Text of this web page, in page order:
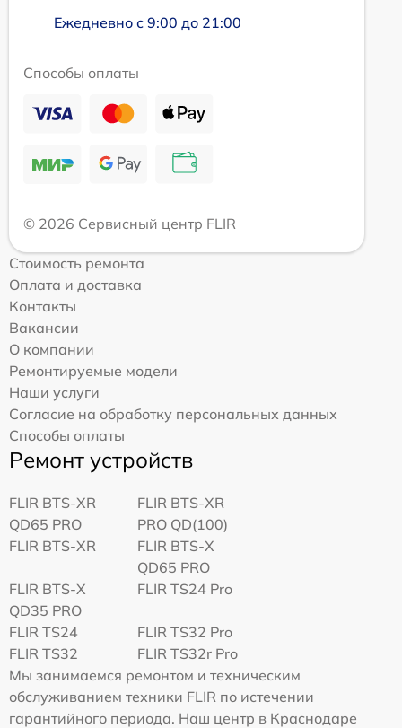
Ежедневно с 9:00 до 21:00
Способы оплаты
© 2026 Сервисный центр FLIR
Стоимость ремонта
Оплата и доставка
Контакты
Вакансии
О компании
Ремонтируемые модели
Наши услуги
Согласие на обработку персональных данных
Способы оплаты
Ремонт устройств
FLIR BTS-XR
QD65 PRO
FLIR BTS-XR
PRO QD(100)
FLIR BTS-XR
FLIR BTS-X
QD65 PRO
FLIR BTS-X
QD35 PRO
FLIR TS24 Pro
FLIR TS24
FLIR TS32 Pro
FLIR TS32
FLIR TS32r Pro
Мы занимаемся ремонтом и техническим
обслуживанием техники FLIR по истечении
гарантийного периода. Наш центр в Краснодаре